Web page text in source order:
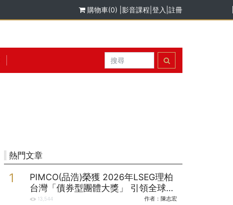
購物車(0) 影音課程 登入 註冊
熱門文章
PIMCO(品浩)榮獲 2026年LSEG理柏
台灣「債券型團體大獎」 引領全球固
定收益投資逾半世紀的投資實力
13,544 作者：陳志宏